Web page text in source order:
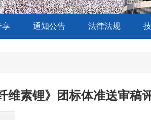
享 通知公告 法律法规
维素锂》团标体准送审稿